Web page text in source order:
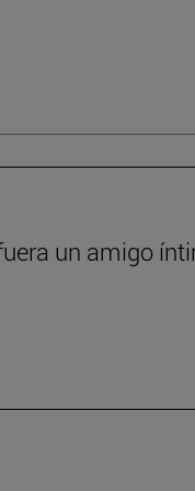
un amigo